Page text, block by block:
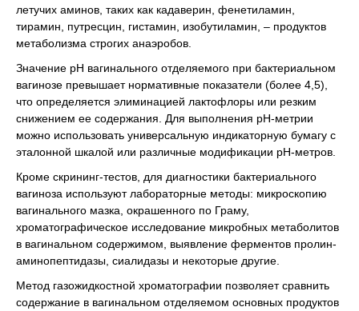
летучих аминов, таких как кадаверин, фенетиламин,
тирамин, путресцин, гистамин, изобутиламин, – продуктов
метаболизма строгих анаэробов.
Значение рН вагинального отделяемого при бактериальном
вагинозе превышает нормативные показатели (более 4,5),
что определяется элиминацией лактофлоры или резким
снижением ее содержания. Для выполнения рН-метрии
можно использовать универсальную индикаторную бумагу с
эталонной шкалой или различные модификации рН-метров.
Кроме скрининг-тестов, для диагностики бактериального
вагиноза используют лабораторные методы: микроскопию
вагинального мазка, окрашенного по Граму,
хроматографическое исследование микробных метаболитов
в вагинальном содержимом, выявление ферментов пролин-
аминопептидазы, сиалидазы и некоторые другие.
Метод газожидкостной хроматографии позволяет сравнить
содержание в вагинальном отделяемом основных продуктов